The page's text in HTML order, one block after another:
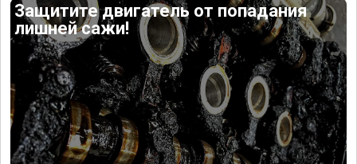
Защитите двигатель от попадания
лишней сажи!